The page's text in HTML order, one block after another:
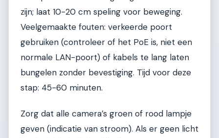
zijn; laat 10-20 cm speling voor beweging.
Veelgemaakte fouten: verkeerde poort
gebruiken (controleer of het PoE is, niet een
normale LAN-poort) of kabels te lang laten
bungelen zonder bevestiging. Tijd voor deze
stap: 45-60 minuten.
Zorg dat alle camera’s groen of rood lampje
geven (indicatie van stroom). Als er geen licht